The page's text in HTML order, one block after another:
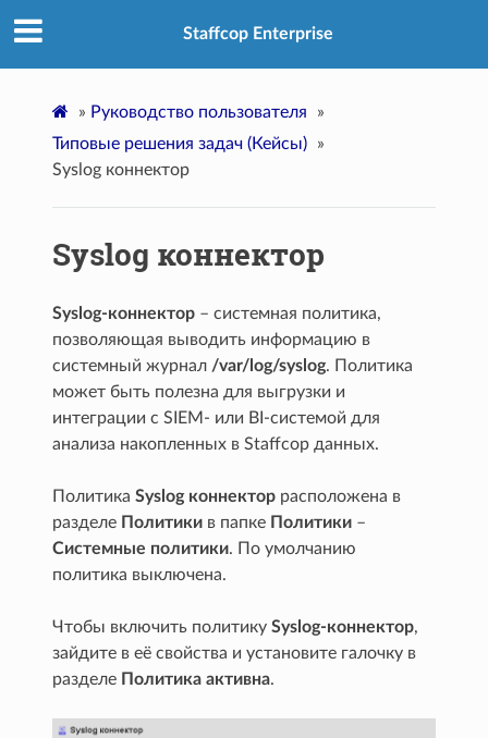
Staffcop Enterprise
» Руководство пользователя
»
Типовые решения задач (Кейсы)
»
Syslog коннектор
Syslog коннектор
Syslog-коннектор – системная политика,
позволяющая выводить информацию в
системный журнал /var/log/syslog. Политика
может быть полезна для выгрузки и
интеграции с SIEM- или BI-системой для
анализа накопленных в Staffcop данных.
ПолитикаSyslog коннектор расположена в
разделе Политики в папке Политики –
Системные политики. По умолчанию
политика выключена.
Чтобы включить политикуSyslog-коннектор,
зайдите в её свойства и установите галочку в
разделе Политика активна.